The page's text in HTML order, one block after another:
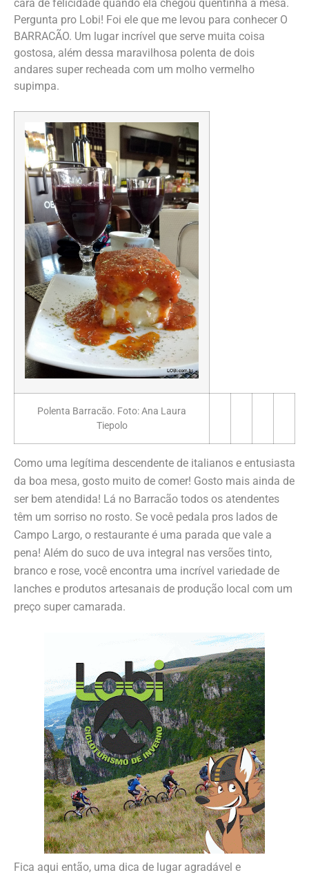
cara de felicidade quando ela chegou quentinha à mesa.
Pergunta pro Lobi! Foi ele que me levou para conhecer O
BARRACÃO. Um lugar incrível que serve muita coisa
gostosa, além dessa maravilhosa polenta de dois
andares super recheada com um molho vermelho
supimpa.
Polenta Barracão. Foto: Ana Laura
Tiepolo
Como uma legítima descendente de italianos e entusiasta
da boa mesa, gosto muito de comer! Gosto mais ainda de
ser bem atendida! Lá no Barracão todos os atendentes
têm um sorriso no rosto. Se você pedala pros lados de
Campo Largo, o restaurante é uma parada que vale a
pena! Além do suco de uva integral nas versões tinto,
branco e rose, você encontra uma incrível variedade de
lanches e produtos artesanais de produção local com um
preço super camarada.
Fica aqui então, uma dica de lugar agradável e